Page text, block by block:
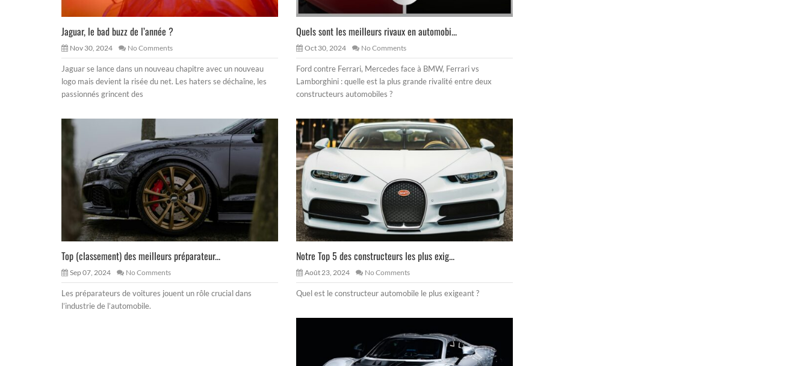
Jaguar, le bad buzz de l’année ?
Nov 30, 2024 No Comments
Jaguar se lance dans un nouveau chapitre avec un nouveau
logo mais devient la risée du net. Les haters se déchaîne, les
passionnés grincent des
Quels sont les meilleurs rivaux en automobi...
Oct 30, 2024 No Comments
Ford contre Ferrari, Mercedes face à BMW, Ferrari vs
Lamborghini : quelle est la plus grande rivalité entre deux
constructeurs automobiles ?
Top (classement) des meilleurs préparateur...
Sep 07, 2024 No Comments
Les préparateurs de voitures jouent un rôle crucial dans
l’industrie de l’automobile.
Notre Top 5 des constructeurs les plus exig...
Août 23, 2024 No Comments
Quel est le constructeur automobile le plus exigeant ?